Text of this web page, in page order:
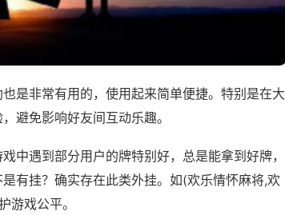
是非常有用的，使用起来简单便捷。特别是在大
避免影响好友间互动乐趣。
中遇到部分用户的牌特别好，总是能拿到好牌，
有挂？确实存在此类外挂。如(欢乐情怀麻将,欢
游戏公平。